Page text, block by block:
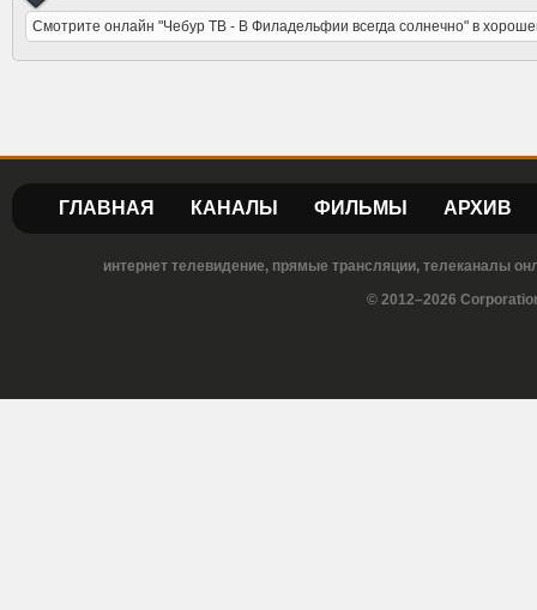
Смотрите онлайн "Чебур ТВ - В Филадельфии всегда солнечно" в
ГЛАВНАЯ КАНАЛЫ ФИЛЬМЫ АРХИВ
интернет телевидение, прямые трансляции, телеканалы
© 2012–2026